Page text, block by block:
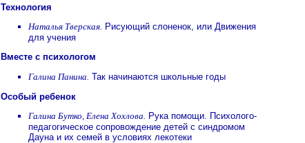
Технология
Наталья Тверская. Рисующий слоненок, или Движения
для учения
Вместе с психологом
Галина Панина. Так начинаются школьные годы
Особый ребенок
Галина Бутко, Елена Хохлова. Рука помощи. Психолого-
педагогическое сопровождение детей с синдромом
Дауна и их семей в условиях лекотеки